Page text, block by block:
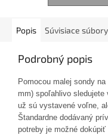
Popis Súvisiace
Podrobný popis
Pomocou malej sondy
mm) spoľahlivo
už sú vystavené voľne,
Štandardne dodávaný
potreby je možné